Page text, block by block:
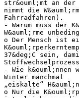
str&ouml;mt an der
nimmt die
Fahrradfahren).
- Warum muss der
W&auml;rme
o Der Mensch ist
37&deg;C sein,
- Wie
Winter manchmal
„eiskalte“
o Nur die